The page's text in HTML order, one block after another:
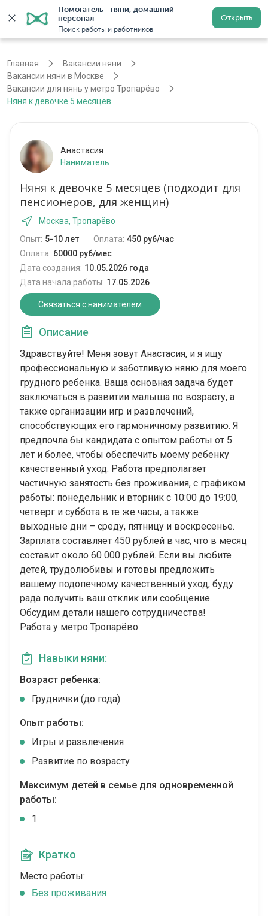
Помогатель - няни, домашний
персонал
Поиск работы и работников
Открыть
Регистрация
Главная
Вакансии няни
Вакансии няни в Москве
Вакансии для нянь у метро Тропарёво
Няня к девочке 5 месяцев
Анастасия
Наниматель
Няня к девочке 5 месяцев (подходит для
пенсионеров, для женщин)
Москва, Тропарёво
Опыт: 5-10 лет Оплата: 450 руб/час
Оплата: 60000 руб/мес
Дата создания: 10.05.2026 года
Дата начала работы: 17.05.2026
Связаться с нанимателем
Описание
Здравствуйте! Меня зовут Анастасия, и я ищу
профессиональную и заботливую няню для моего
грудного ребенка. Ваша основная задача будет
заключаться в развитии малыша по возрасту, а
также организации игр и развлечений,
способствующих его гармоничному развитию. Я
предпочла бы кандидата с опытом работы от 5
лет и более, чтобы обеспечить моему ребенку
качественный уход. Работа предполагает
частичную занятость без проживания, с графиком
работы: понедельник и вторник с 10:00 до 19:00,
четверг и суббота в те же часы, а также
выходные дни – среду, пятницу и воскресенье.
Зарплата составляет 450 рублей в час, что в месяц
составит около 60 000 рублей. Если вы любите
детей, трудолюбивы и готовы предложить
вашему подопечному качественный уход, буду
рада получить ваш отклик или сообщение.
Обсудим детали нашего сотрудничества!
Работа у метро Тропарёво
Навыки няни:
Возраст ребенка:
Груднички (до года)
Опыт работы:
Игры и развлечения
Развитие по возрасту
Максимум детей в семье для одновременной
работы:
1
Кратко
Место работы:
Без проживания